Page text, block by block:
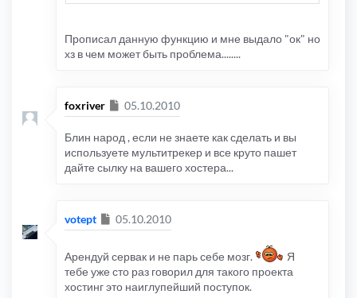
Прописал данную функцию и мне выдало "ок" но
хз в чем может быть проблема........
foxriver Сообщение
05.10.2010
Блин народ , если не знаете как сделать и вы
используете мультитрекер и все круто пашет
дайте сылку на вашего хостера...
votept Сообщение
05.10.2010
Арендуй сервак и не парь себе мозг.
Я
тебе уже сто раз говорил для такого проекта
хостинг это наиглупейший поступок.